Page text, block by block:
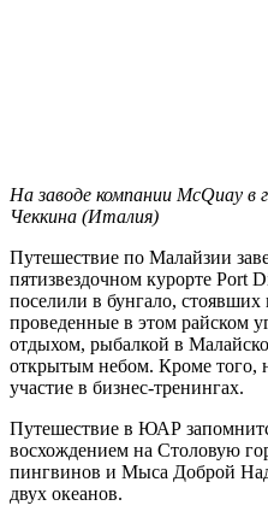
На заводе компании McQuay в
Чеккина (Италия)
Путешествие по Малайзии
пятизвездочном курорте Port
поселили в бунгало,
проведенные в этом райском
отдыхом, рыбалкой в
открытым небом. Кроме того,
участие в бизнес-тренингах.
Путешествие в ЮАР
восхождением на Столовую
пингвинов и Мыса Доброй
двух океанов.